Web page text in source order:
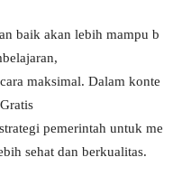
baik akan lebih mampu b
maksimal. Dalam konte
pemerintah untuk me
sehat dan berkualitas.